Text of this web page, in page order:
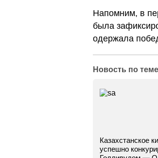
Напомним, в
была
одержала
Новость по теме
Казахстанское
успешно